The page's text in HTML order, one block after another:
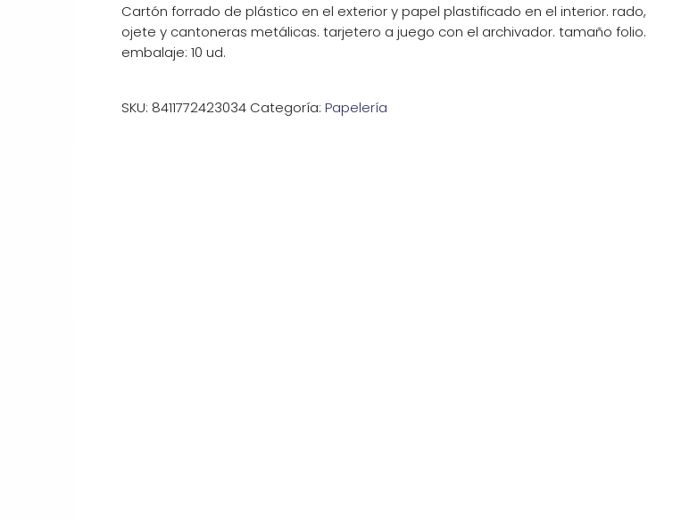
Cartón forrado de plástico en el exterior y papel plastificado en el interior. rado,
ojete y cantoneras metálicas. tarjetero a juego con el archivador. tamaño folio.
embalaje: 10 ud.
SKU: 8411772423034 Categoría: Papelería